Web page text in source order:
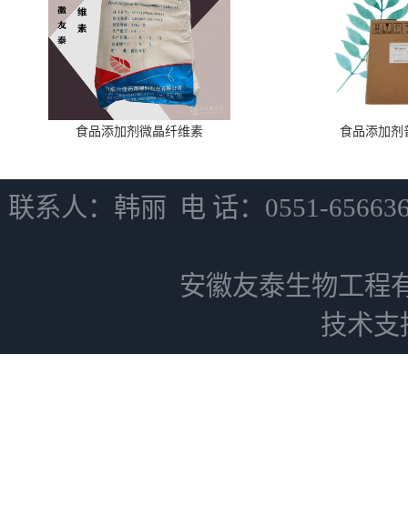
食品添加剂微晶纤维素 食品添加剂
联系人：韩丽 电 话：0551-
安徽友泰生物工程
技术